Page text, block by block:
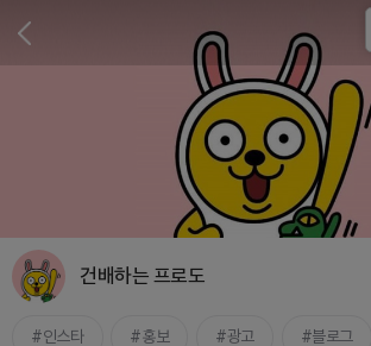
건배하는 프로도
인스타 홍보 광고 블로그